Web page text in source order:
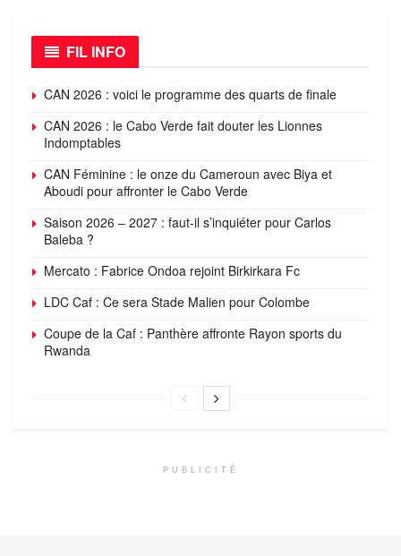
FIL INFO
CAN 2026 : voici le programme des quarts de finale
CAN 2026 : le Cabo Verde fait douter les Lionnes
Indomptables
CAN Féminine : le onze du Cameroun avec Biya et
Aboudi pour affronter le Cabo Verde
Saison 2026 – 2027 : faut-il s’inquiéter pour Carlos
Baleba ?
Mercato : Fabrice Ondoa rejoint Birkirkara Fc
LDC Caf : Ce sera Stade Malien pour Colombe
Coupe de la Caf : Panthère affronte Rayon sports du
Rwanda
PUBLICITÉ